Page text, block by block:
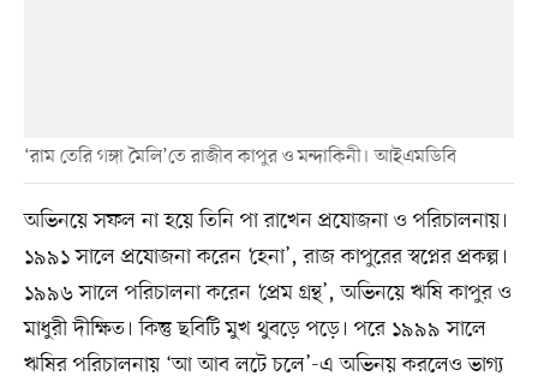
‘রাম তেরি গঙ্গা মৈলি’তে রাজীব কাপুর ও মন্দাকিনী। আইএমডিবি
অভিনয়ে সফল না হয়ে তিনি পা রাখেন প্রযোজনা ও পরিচালনায়।
১৯৯১ সালে প্রযোজনা করেন ‘হেনা’, রাজ কাপুরের স্বপ্নের প্রকল্প।
১৯৯৬ সালে পরিচালনা করেন ‘প্রেম গ্রন্থ’, অভিনয়ে ঋষি কাপুর ও
মাধুরী দীক্ষিত। কিন্তু ছবিটি মুখ থুবড়ে পড়ে। পরে ১৯৯৯ সালে
ঋষির পরিচালনায় ‘আ আব লটে চলে’-এ অভিনয় করলেও ভাগ্য